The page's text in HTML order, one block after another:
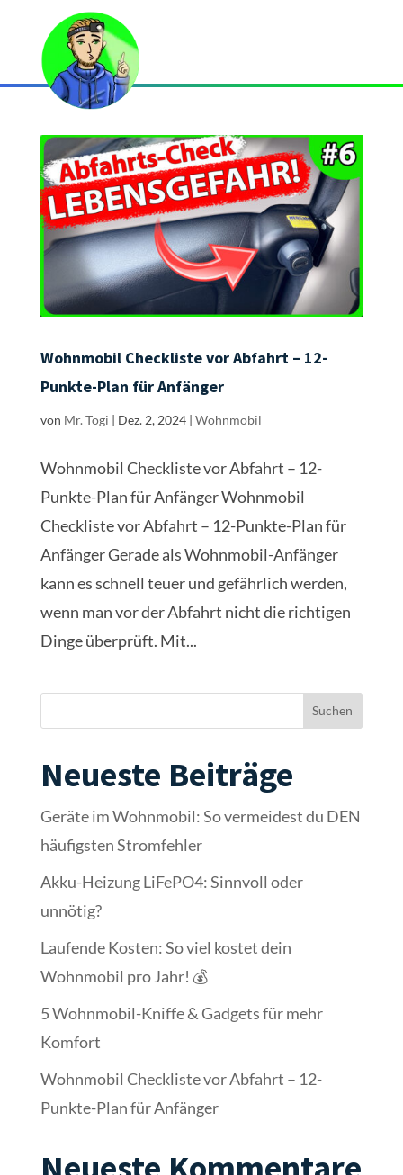
Wohnmobil Checkliste vor Abfahrt – 12-
Punkte-Plan für Anfänger
von Mr. Togi | Dez. 2, 2024| Wohnmobil
Wohnmobil Checkliste vor Abfahrt – 12-
Punkte-Plan für Anfänger Wohnmobil
Checkliste vor Abfahrt – 12-Punkte-Plan für
Anfänger Gerade als Wohnmobil-Anfänger
kann es schnell teuer und gefährlich werden,
wenn man vor der Abfahrt nicht die richtigen
Dinge überprüft. Mit...
Suchen
Neueste Beiträge
Geräte im Wohnmobil: So vermeidest du DEN
häufigsten Stromfehler
Akku-Heizung LiFePO4: Sinnvoll oder
unnötig?
Laufende Kosten: So viel kostet dein
Wohnmobil pro Jahr! 💰
5 Wohnmobil-Kniffe & Gadgets für mehr
Komfort
Wohnmobil Checkliste vor Abfahrt – 12-
Punkte-Plan für Anfänger